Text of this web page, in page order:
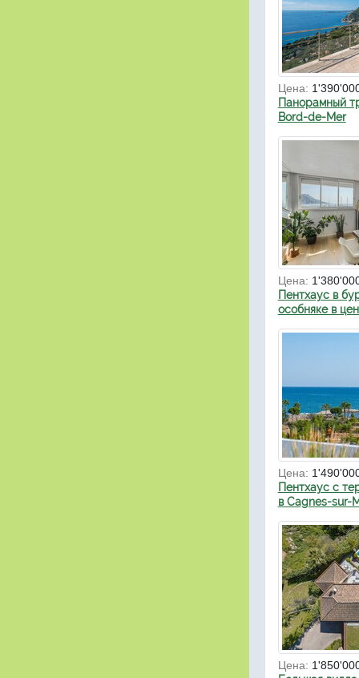
Цена:
Панорамный
Bord-de-Mer
Цена:
Пентхаус в
особняке в
Цена:
Пентхаус с
в Cagnes-sur-
Цена: